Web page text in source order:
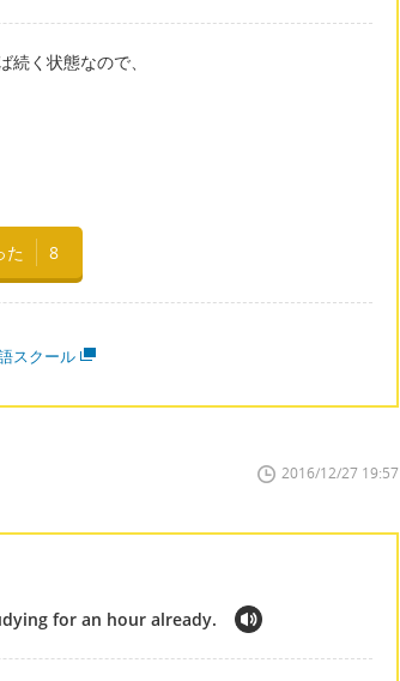
く状態なので、
た 8
スクール
2016/12/27 19:57
for an hour already.